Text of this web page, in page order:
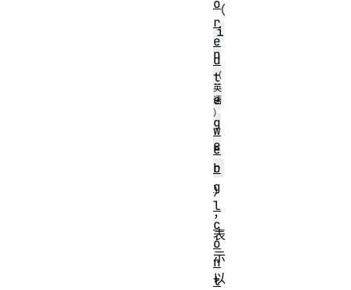
（
i
n
t
e
g
e
r
）
，
表
示
以
r
e
d
w
e
b
g
l
c
o
n
t